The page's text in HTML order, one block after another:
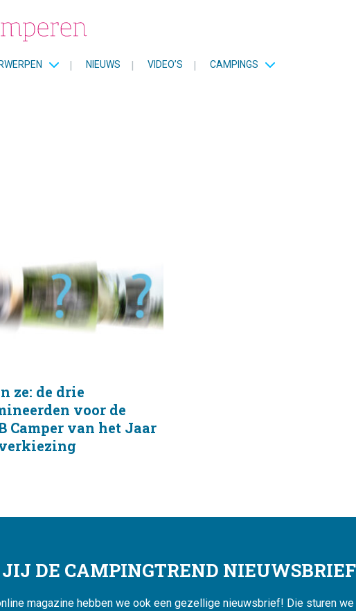
| NIEUWS | VIDEO’S | CAMPINGS
ze: de drie
voor de
Camper van het Jaar
JIJ DE CAMPINGTREND
magazine hebben we ook een gezellige nieuwsbrief! Die sturen we